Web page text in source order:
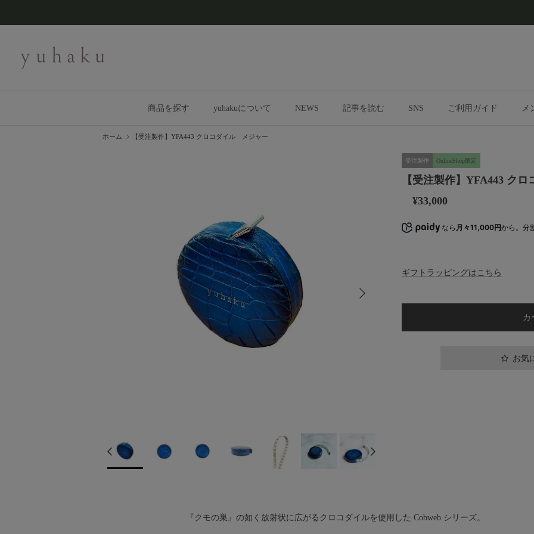
商品を探す yuhakuについて NEWS 記事を読む SNS ご利用ガイド メ
ホーム 【受注製作】YFA443 クロコダイル メジャー
受注製作 OnlineShop限定
【受注製作】YFA443 ク
¥33,000
なら 月々11,000円から。分
ギフトラッピングはこちら
カ
お気
『クモの巣』の如く放射状に広がるクロコダイルを使用した Cobweb シリーズ。